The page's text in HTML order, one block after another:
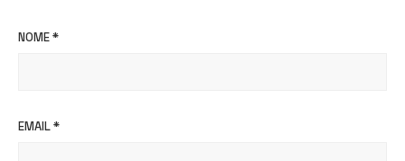
NOME*
EMAIL*